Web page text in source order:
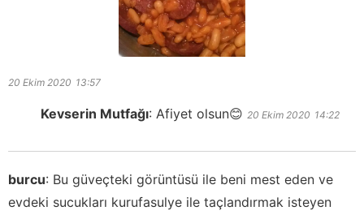
20 Ekim 2020 13:57
Kevserin Mutfağı: Afiyet olsun😊 20 Ekim 2020 14:22
burcu: Bu güveçteki görüntüsü ile beni mest eden ve
evdeki sucukları kurufasulye ile taçlandırmak isteyen